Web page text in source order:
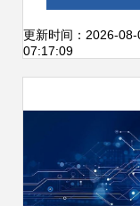
的技术咨询角
更新时间：2026-08-
07:17:09